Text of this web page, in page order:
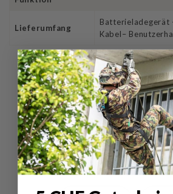
Lieferumfang
Batterieladegerät
Kabel–
Bewertungen für
Batterie Handy
Ladegerät
Schreiben Sie die erste